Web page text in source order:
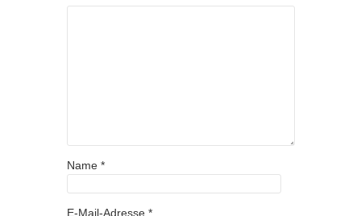
Name *
E-Mail-Adresse *